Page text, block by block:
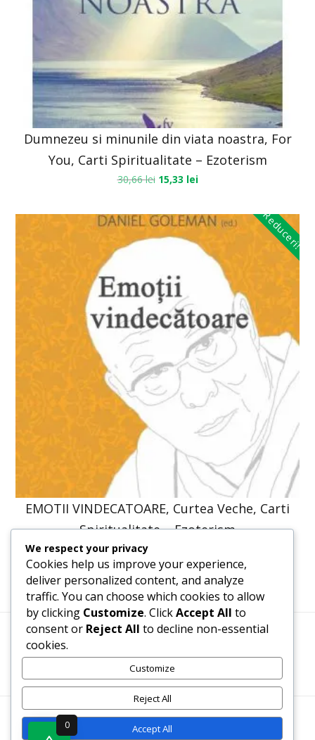
Dumnezeu si minunile din viata noastra, For
You, Carti Spiritualitate – Ezoterism
30,66lei 15,33 lei
Reduceri!
EMOTII VINDECATOARE, Curtea Veche, Carti
Spiritualitate – Ezoterism
52,86lei
Termeni, Condiții & Protecția Datelor (GDPR)
WWW.RECENZII-CARTI.RO ©2026 TOATE DREPTURILE
REZERVATE
We respect your privacy
Cookies help us improve your experience,
deliver personalized content, and analyze
traffic. You can choose which cookies to allow
by clicking Customize. ClickAccept All to
consent or Reject All to decline non-essential
cookies.
Customize
Reject All
Accept All
0